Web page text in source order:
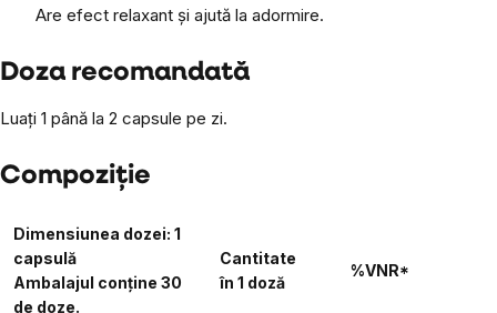
Are efect relaxant și ajută la adormire.
Doza recomandată
Luați 1 până la 2 capsule pe zi.
Compoziție
Dimensiunea dozei: 1
capsulă
Ambalajul conține 30
de doze.
Cantitate
în 1 doză
%VNR*